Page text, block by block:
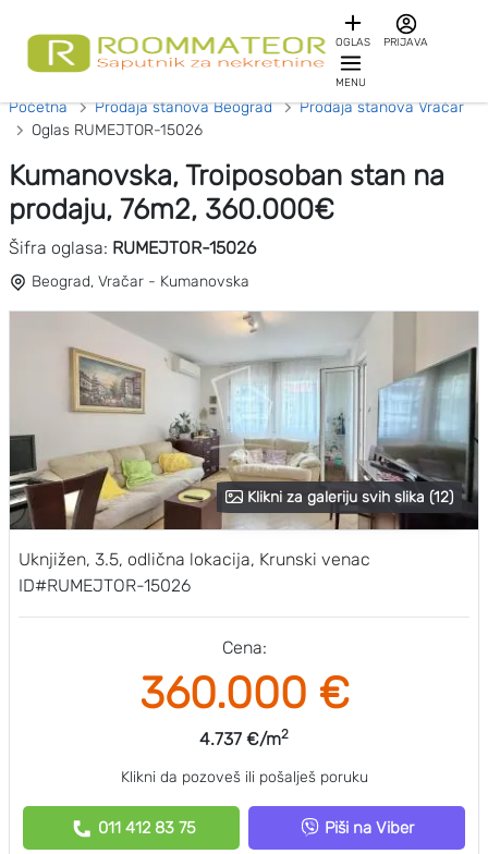
OGLAS PRIJAVA
MENU
Početna Prodaja stanova Beograd
Prodaja stanova Vračar
Oglas RUMEJTOR-15026
Kumanovska, Troiposoban stan na
prodaju, 76m2, 360.000€
Šifra oglasa: RUMEJTOR-15026
Beograd, Vračar - Kumanovska
Klikni za galeriju svih slika (12)
Uknjižen, 3.5, odlična lokacija, Krunski venac
ID#RUMEJTOR-15026
Cena:
360.000 €
4.737 €/m2
Klikni da pozoveš ili pošalješ poruku
011 412 83 75 Piši na Viber